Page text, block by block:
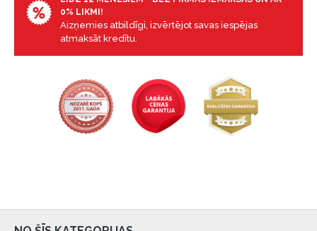
0% LIKMI!
Aizņemies atbildīgi, izvērtējot savas iespējas
atmaksāt kredītu.